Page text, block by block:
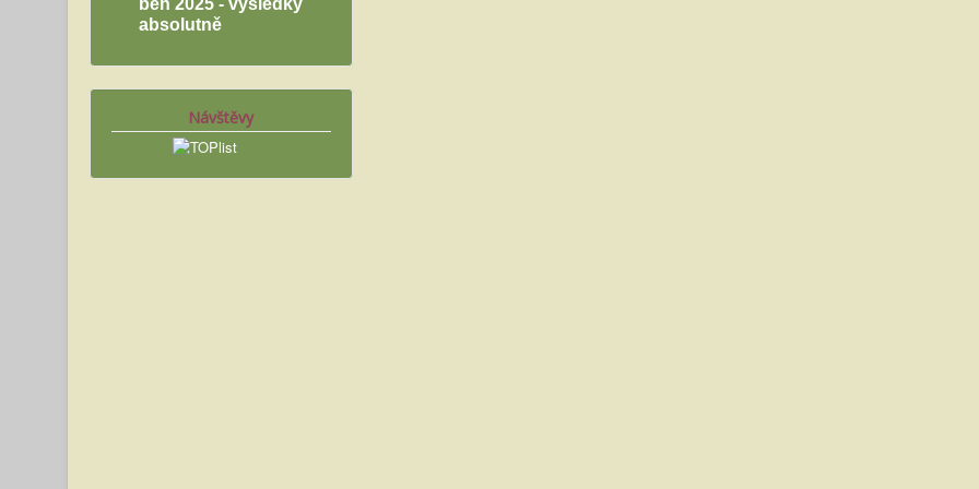
absolutně
Návštěvy